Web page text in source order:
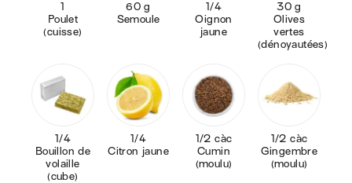
1
Poulet
(cuisse)
60 g
Semoule
1/4
Oignon
jaune
30 g
Olives
vertes
(dénoyautées)
1/4
Bouillon de
volaille
(cube)
1/4
Citron jaune
1/2 càc
Cumin
(moulu)
1/2 càc
Gingembre
(moulu)